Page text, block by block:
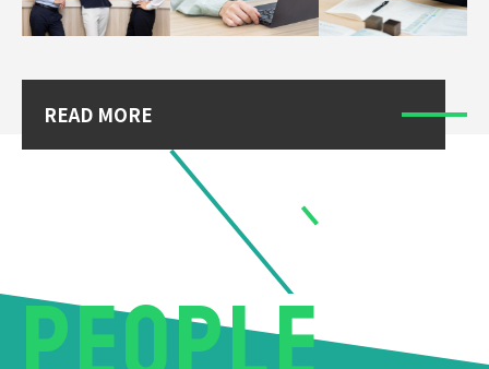
READ MORE